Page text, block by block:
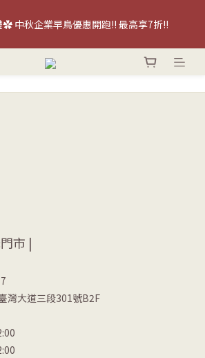
北/台中』喜餅現場品鑑試吃～立即預約！
中秋企業早鳥優惠開跑!! 最高享7折!!
北/台中』喜餅現場品鑑試吃～立即預約！
市 |
灣大道三段301號B2F